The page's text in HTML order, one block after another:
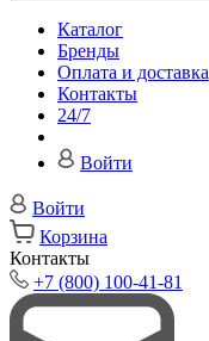
Каталог
Бренды
Оплата и доставка
Контакты
24/7
Войти
Войти
Корзина
Контакты
+7 (800) 100-41-81